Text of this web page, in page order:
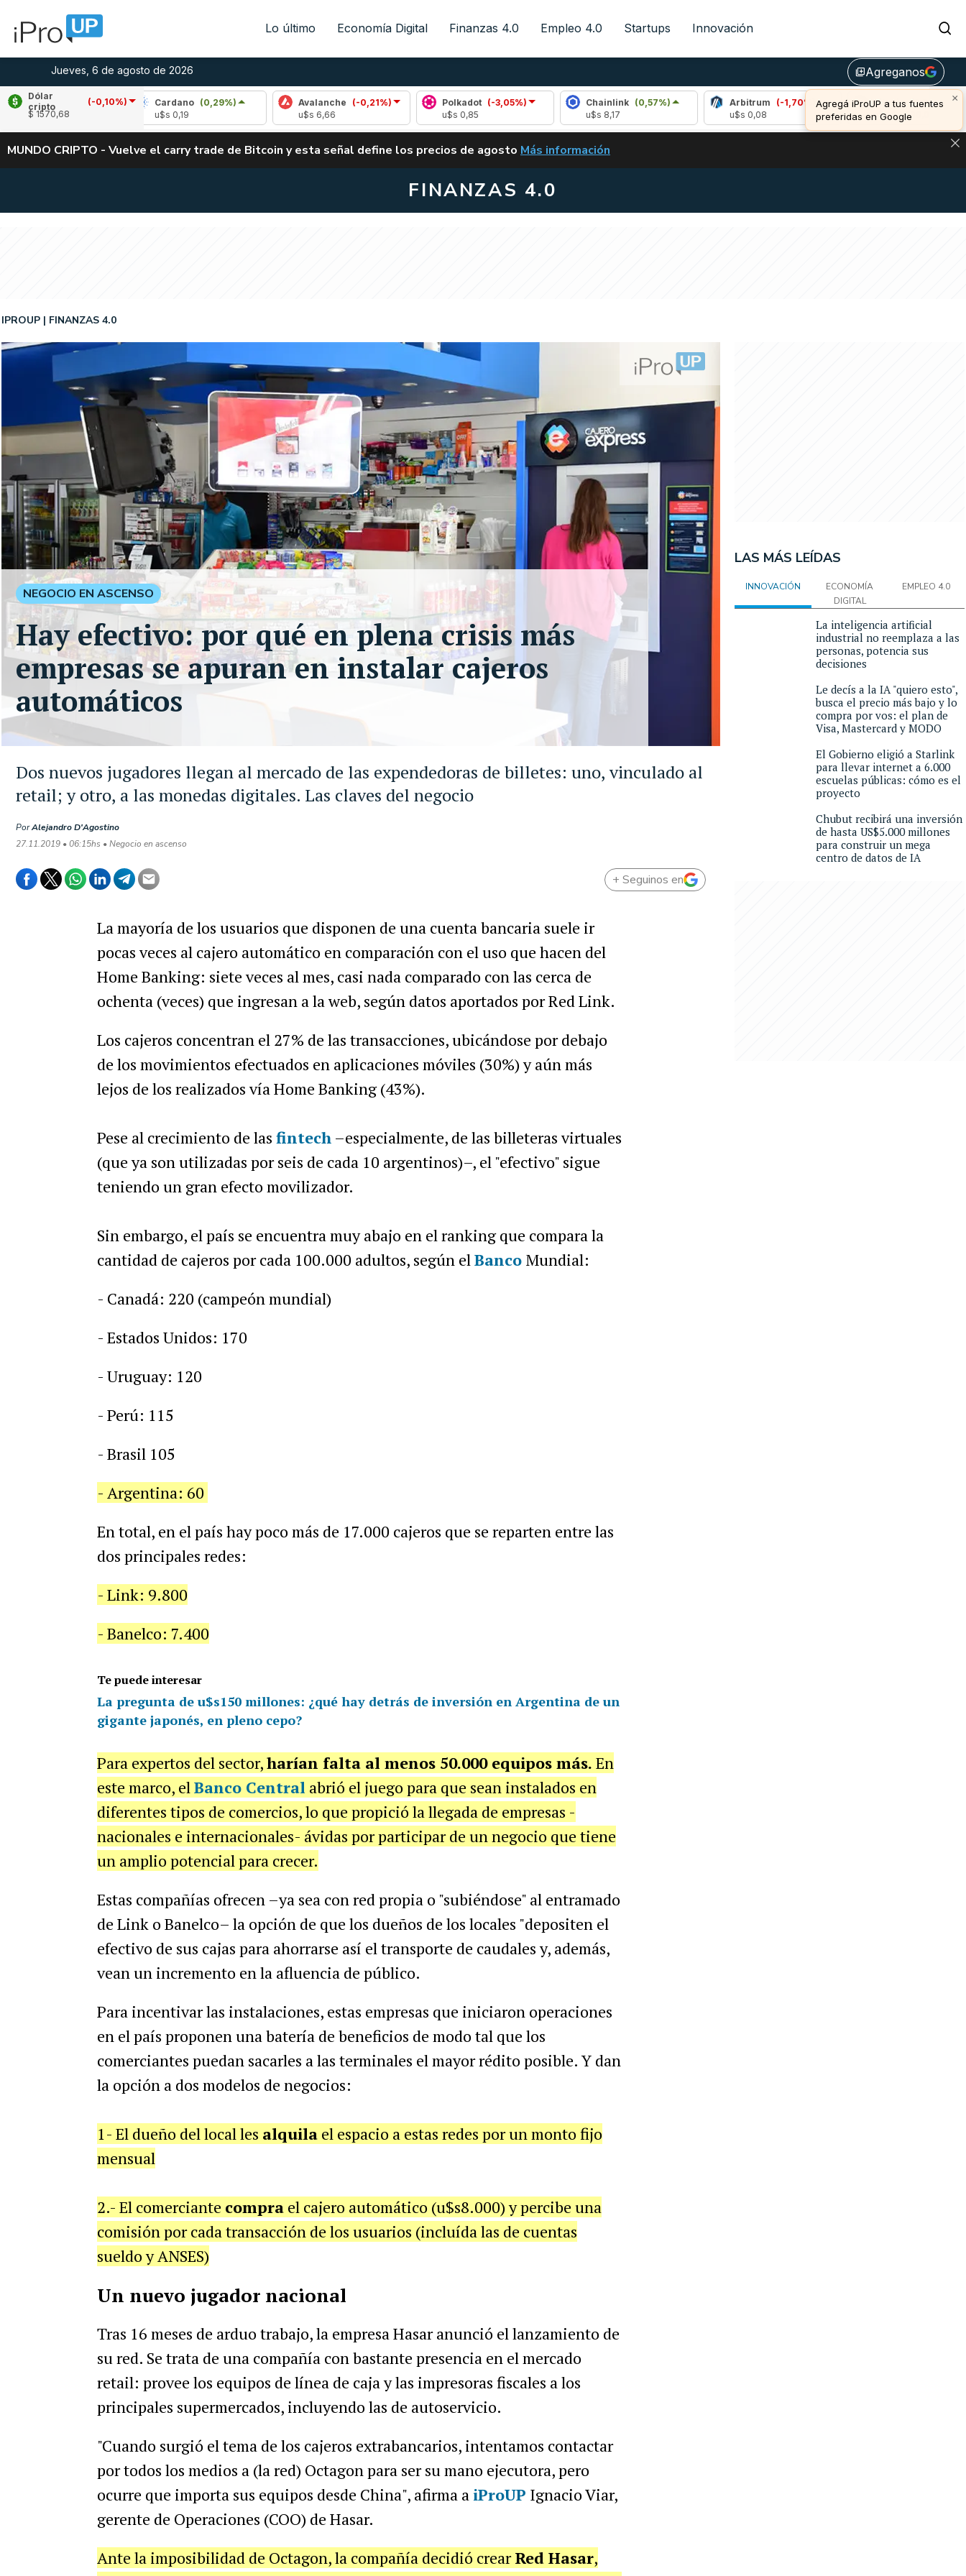
Lo último Economía Digital Finanzas 4.0 Empleo 4.0 Startups Innovación
Jueves, 6 de agosto de 2026 library_addAgreganos
×
Agregá iProUP a tus fuentes
preferidas en Google
Dólar
cripto
(-0,10%)
$ 1570,68
(-0,71%)
Cardano (0,29%)
Avalanche (-0,21%)
Polkadot (-3,05%)
Chainlink
(0,57%)
Arbitrum
(-1,70%)
Bitcoin (1,02%)
u$s 64.596,00
ALERTA
MUNDO CRIPTO - Vuelve el carry trade de Bitcoin y esta señal define los precios de agosto VUELVE EL CARRY TRADE DE BITCOIN Y ESTA SEÑAL DEFINE LOS PRECIOS DE
Más información
FINANZAS 4.0
Dos nuevos jugadores llegan al mercado de las expendedoras de billetes: uno, vinculado al
retail; y otro, a las monedas digitales. Las claves del negocio
IPROUP FINANZAS 4.0
PorAlejandro D'Agostino
27.11.2019 • 06:15hs • Negocio en ascenso
NEGOCIO EN ASCENSO
Hay efectivo: por qué en plena crisis más
empresas se apuran en instalar cajeros
automáticos
+ Seguinos en
La mayoría de los usuarios que disponen de una cuenta bancaria suele ir
pocas veces al cajero automático en comparación con el uso que hacen del
Home Banking: siete veces al mes, casi nada comparado con las cerca de
ochenta (veces) que ingresan a la web, según datos aportados por Red Link.
Los cajeros concentran el 27% de las transacciones, ubicándose por debajo
de los movimientos efectuados en aplicaciones móviles (30%) y aún más
lejos de los realizados vía Home Banking (43%).
Pese al crecimiento de las fintech–especialmente, de las billeteras virtuales
(que ya son utilizadas por seis de cada 10 argentinos)–, el "efectivo" sigue
teniendo un gran efecto movilizador.
Sin embargo, el país se encuentra muy abajo en el ranking que compara la
cantidad de cajeros por cada 100.000 adultos, según elBancoMundial:
- Canadá: 220 (campeón mundial)
- Estados Unidos: 170
- Uruguay: 120
- Perú: 115
- Brasil 105
- Argentina: 60
En total, en el país hay poco más de 17.000 cajeros que se reparten entre las
dos principales redes:
- Link: 9.800
- Banelco: 7.400
Te puede interesar
La pregunta de u$s150 millones: ¿qué hay detrás de inversión en Argentina de un
gigante japonés, en pleno cepo?
Para expertos del sector,harían falta al menos 50.000 equipos más. En
este marco, elBanco Central abrió el juego para que sean instalados en
diferentes tipos de comercios, lo que propició la llegada de empresas -
nacionales e internacionales- ávidas por participar de un negocio que tiene
un amplio potencial para crecer.
Estas compañías ofrecen –ya sea con red propia o "subiéndose" al entramado
de Link o Banelco– la opción de que los dueños de los locales "depositen el
efectivo de sus cajas para ahorrarse así el transporte de caudales y, además,
vean un incremento en la afluencia de público.
Para incentivar las instalaciones, estas empresas que iniciaron operaciones
en el país proponen una batería de beneficios de modo tal que los
comerciantes puedan sacarles a las terminales el mayor rédito posible. Y dan
la opción a dos modelos de negocios:
1- El dueño del local les alquilael espacio a estas redes por un monto fijo
mensual
2.- El comerciante comprael cajero automático (u$s8.000) y percibe una
comisión por cada transacción de los usuarios (incluída las de cuentas
sueldo y ANSES)
Un nuevo jugador nacional
Tras 16 meses de arduo trabajo, la empresa Hasar anunció el lanzamiento de
su red. Se trata de una compañía con bastante presencia en el mercado
retail: provee los equipos de línea de caja y las impresoras fiscales a los
principales supermercados, incluyendo las de autoservicio.
"Cuando surgió el tema de los cajeros extrabancarios, intentamos contactar
por todos los medios a (la red) Octagon para ser su mano ejecutora, pero
ocurre que importa sus equipos desde China", afirma a iProUP Ignacio Viar,
gerente de Operaciones (COO) de Hasar.
Ante la imposibilidad de Octagon, la compañía decidió crearRed Hasar,
LAS MÁS LEÍDAS
INNOVACIÓN
ECONOMÍA
DIGITAL
EMPLEO 4.0
La inteligencia artificial
industrial no reemplaza a las
personas, potencia sus
decisiones
Le decís a la IA "quiero esto",
busca el precio más bajo y lo
compra por vos: el plan de
Visa, Mastercard y MODO
El Gobierno eligió a Starlink
para llevar internet a 6.000
escuelas públicas: cómo es el
proyecto
Chubut recibirá una inversión
de hasta US$5.000 millones
para construir un mega
centro de datos de IA